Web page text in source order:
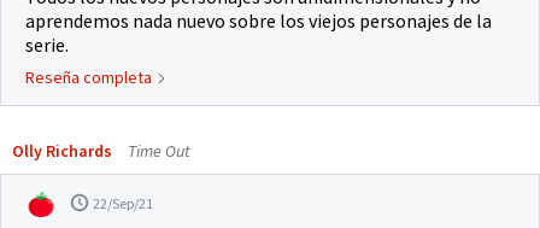
aprendemos nada nuevo sobre los viejos personajes de la
serie.
Reseña completa
Olly Richards Time Out
22/Sep/21